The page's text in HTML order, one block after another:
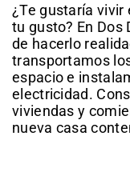
¿Te gustaría vivir
tu gusto? En Dos
de hacerlo
transportamos
espacio e
electricidad.
viviendas y
nueva casa